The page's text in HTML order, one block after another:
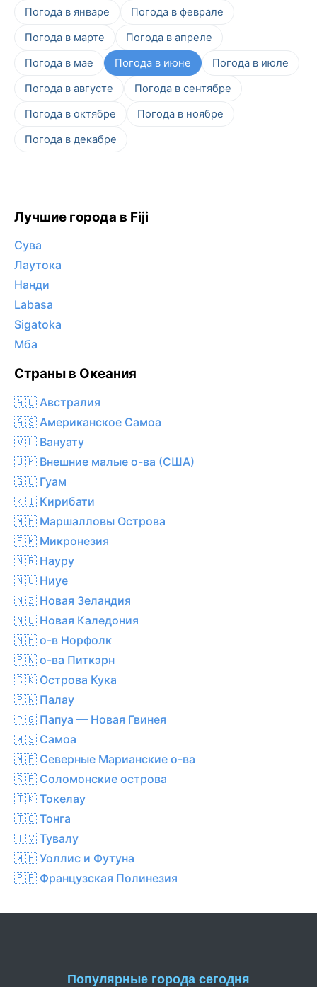
Погода в январе
Погода в феврале
Погода в марте
Погода в апреле
Погода в мае
Погода в июне
Погода в июле
Погода в августе
Погода в сентябре
Погода в октябре
Погода в ноябре
Погода в декабре
Лучшие города в Fiji
Сува
Лаутока
Нанди
Labasa
Sigatoka
Мба
Страны в Океания
🇦🇺 Австралия
🇦🇸 Американское Самоа
🇻🇺 Вануату
🇺🇲 Внешние малые о-ва (США)
🇬🇺 Гуам
🇰🇮 Кирибати
🇲🇭 Маршалловы Острова
🇫🇲 Микронезия
🇳🇷 Науру
🇳🇺 Ниуе
🇳🇿 Новая Зеландия
🇳🇨 Новая Каледония
🇳🇫 о-в Норфолк
🇵🇳 о-ва Питкэрн
🇨🇰 Острова Кука
🇵🇼 Палау
🇵🇬 Папуа — Новая Гвинея
🇼🇸 Самоа
🇲🇵 Северные Марианские о-ва
🇸🇧 Соломонские острова
🇹🇰 Токелау
🇹🇴 Тонга
🇹🇻 Тувалу
🇼🇫 Уоллис и Футуна
🇵🇫 Французская Полинезия
Популярные города сегодня